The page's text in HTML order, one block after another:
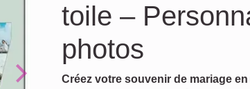
Next
toile –
photos
Créez votre souvenir de mariage